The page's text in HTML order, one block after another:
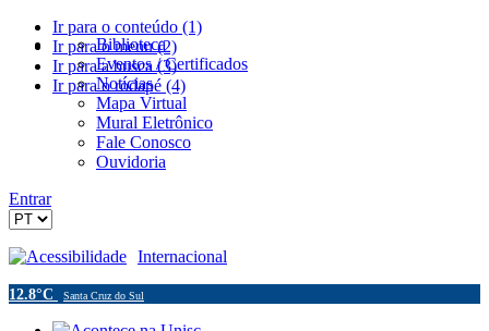
Ir para o conteúdo (1)
Ir para o menu (2)
Ir para a busca (3)
Ir para o rodapé (4)
Biblioteca
Eventos / Certificados
Notícias
Mapa Virtual
Mural Eletrônico
Fale Conosco
Ouvidoria
Entrar
Acessibilidade Internacional
12.8°C Santa Cruz do Sul